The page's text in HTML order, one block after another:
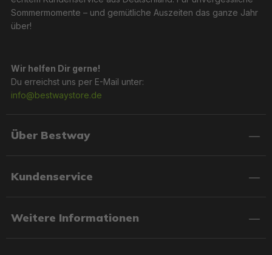
Sommermomente – und gemütliche Auszeiten das ganze Jahr
über!
Wir helfen Dir gerne!
Du erreichst uns per E-Mail unter:
info@bestwaystore.de
Über Bestway
Kundenservice
Weitere Informationen